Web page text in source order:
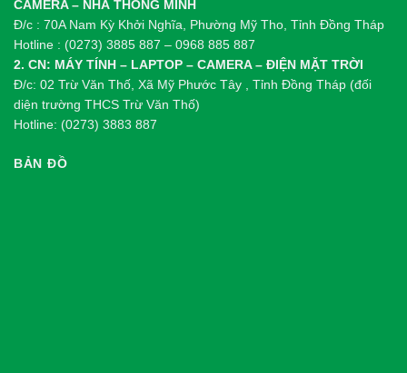
CAMERA – NHÀ THÔNG MINH
Đ/c : 70A Nam Kỳ Khởi Nghĩa, Phường Mỹ Tho, Tỉnh Đồng Tháp
Hotline : (0273) 3885 887 – 0968 885 887
2. CN: MÁY TÍNH – LAPTOP – CAMERA – ĐIỆN MẶT TRỜI
Đ/c: 02 Trừ Văn Thố, Xã Mỹ Phước Tây , Tỉnh Đồng Tháp (đối
diện trường THCS Trừ Văn Thố)
Hotline: (0273) 3883 887
BẢN ĐỒ